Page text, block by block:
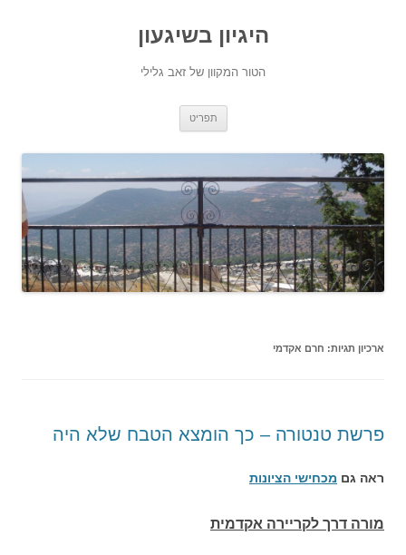
היגיון בשיגעון
הטור המקוון של זאב גלילי
תפריט
ארכיון תגיות: חרם אקדמי
פרשת טנטורה – כך הומצא הטבח שלא היה
ראה גם מכחישי הציונות
מורה דרך לקריירה אקדמית